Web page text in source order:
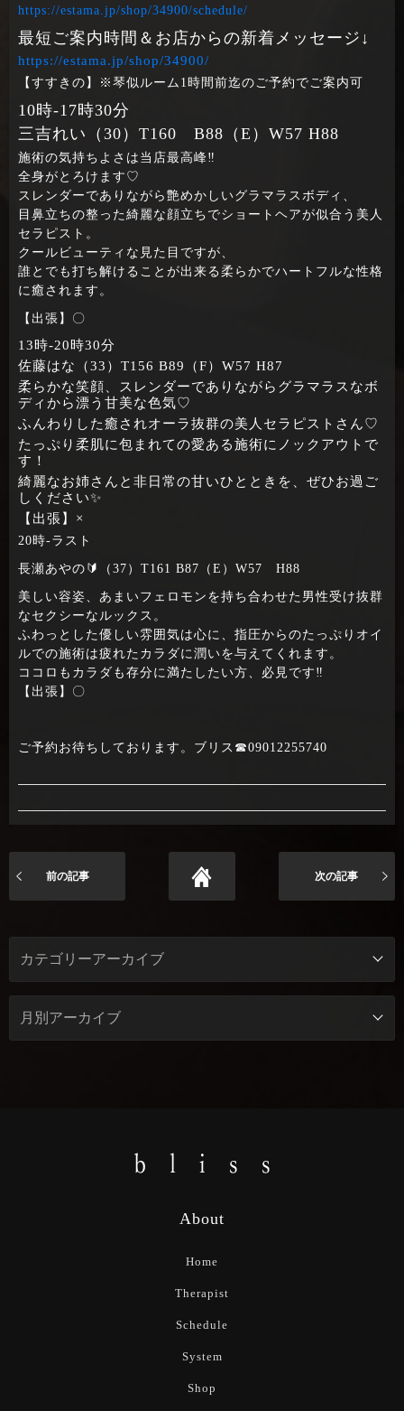
https://estama.jp/shop/34900/schedule/
最短ご案内時間＆お店からの新着メッセージ↓
https://estama.jp/shop/34900/
【すすきの】※琴似ルーム1時間前迄のご予約でご案内可
10時‐17時30分
三吉れい（30）T160 B88（E）W57 H88
施術の気持ちよさは当店最高峰‼
全身がとろけます♡
スレンダーでありながら艶めかしいグラマラスボディ、
目鼻立ちの整った綺麗な顔立ちでショートヘアが似合う美人
セラピスト。
クールビューティな見た目ですが、
誰とでも打ち解けることが出来る柔らかでハートフルな性格
に癒されます。
【出張】〇
13時‐20時30分
佐藤はな（33）T156 B89（F）W57 H87
柔らかな笑顔、スレンダーでありながらグラマラスなボ
ディから漂う甘美な色気♡
ふんわりした癒されオーラ抜群の美人セラピストさん♡
たっぷり柔肌に包まれての愛ある施術にノックアウトで
す！
綺麗なお姉さんと非日常の甘いひとときを、ぜひお過ご
しください✨
【出張】×
20時‐ラスト
長瀬あやの🔰（37）T161 B87（E）W57 H88
美しい容姿、あまいフェロモンを持ち合わせた男性受け抜群
なセクシーなルックス。
ふわっとした優しい雰囲気は心に、指圧からのたっぷりオイ
ルでの施術は疲れたカラダに潤いを与えてくれます。
ココロもカラダも存分に満たしたい方、必見です‼
【出張】〇
ご予約お待ちしております。ブリス☎09012255740
前の記事 次の記事
About
Home
Therapist
Schedule
System
Shop